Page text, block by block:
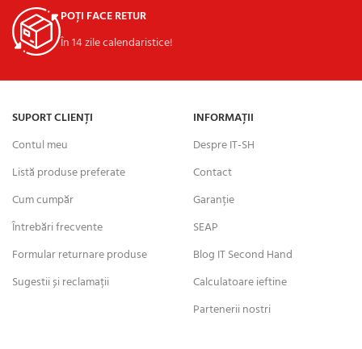
POȚI FACE RETUR
În 14 zile calendaristice!
SUPORT CLIENȚI
Contul meu
Listă produse preferate
Cum cumpăr
Întrebări frecvente
Formular returnare produse
Sugestii și reclamații
INFORMAȚII
Despre IT-SH
Contact
Garanție
SEAP
Blog IT Second Hand
Calculatoare ieftine
Partenerii nostri